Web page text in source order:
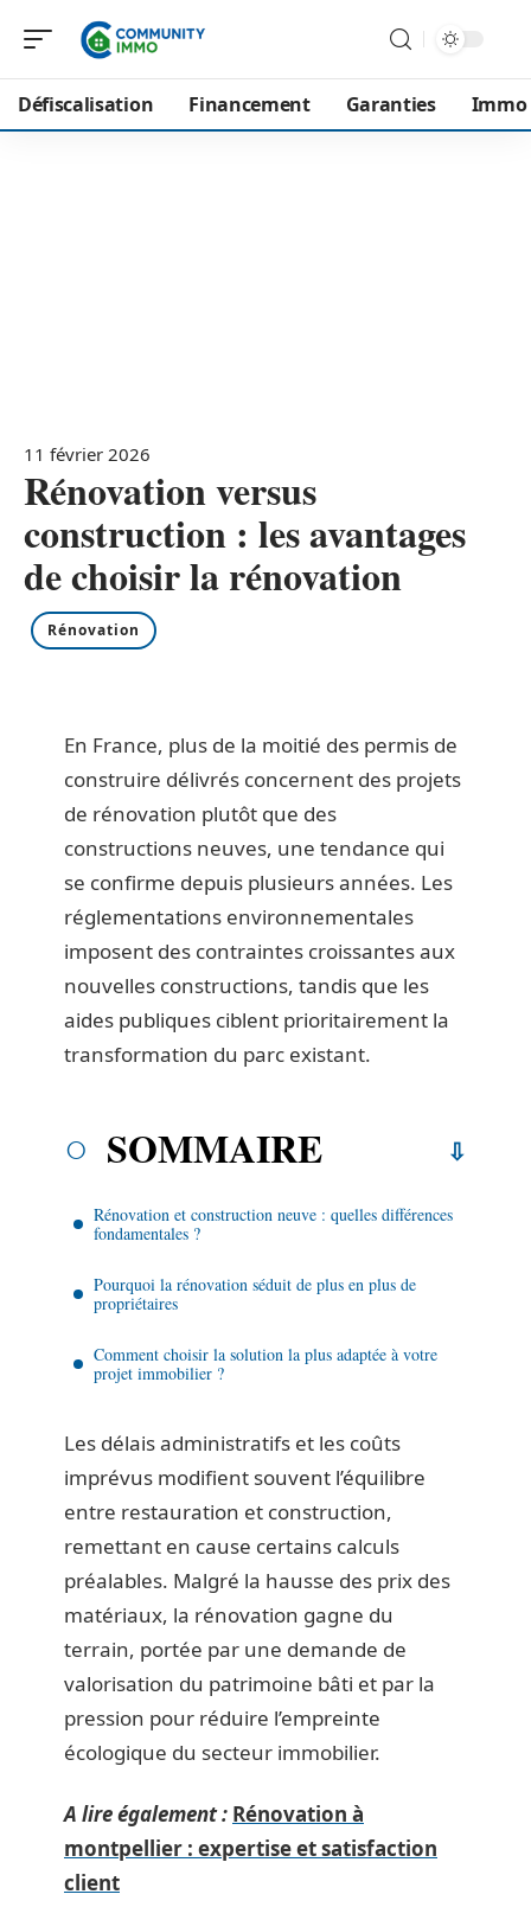
Défiscalisation Financement Garanties Immo
11 février 2026
Rénovation versus
construction : les avantages
de choisir la rénovation
Rénovation
En France, plus de la moitié des permis de
construire délivrés concernent des projets
de rénovation plutôt que des
constructions neuves, une tendance qui
se confirme depuis plusieurs années. Les
réglementations environnementales
imposent des contraintes croissantes aux
nouvelles constructions, tandis que les
aides publiques ciblent prioritairement la
transformation du parc existant.
SOMMAIRE
Rénovation et construction neuve : quelles différences
fondamentales ?
Pourquoi la rénovation séduit de plus en plus de
propriétaires
Comment choisir la solution la plus adaptée à votre
projet immobilier ?
Les délais administratifs et les coûts
imprévus modifient souvent l’équilibre
entre restauration et construction,
remettant en cause certains calculs
préalables. Malgré la hausse des prix des
matériaux, la rénovation gagne du
terrain, portée par une demande de
valorisation du patrimoine bâti et par la
pression pour réduire l’empreinte
écologique du secteur immobilier.
A lire également : Rénovation à
montpellier : expertise et satisfaction
client